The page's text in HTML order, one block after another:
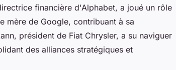
financière d'Alphabet, a joué un rôle
mère de Google, contribuant à sa
président de Fiat Chrysler, a su naviguer
des alliances stratégiques et